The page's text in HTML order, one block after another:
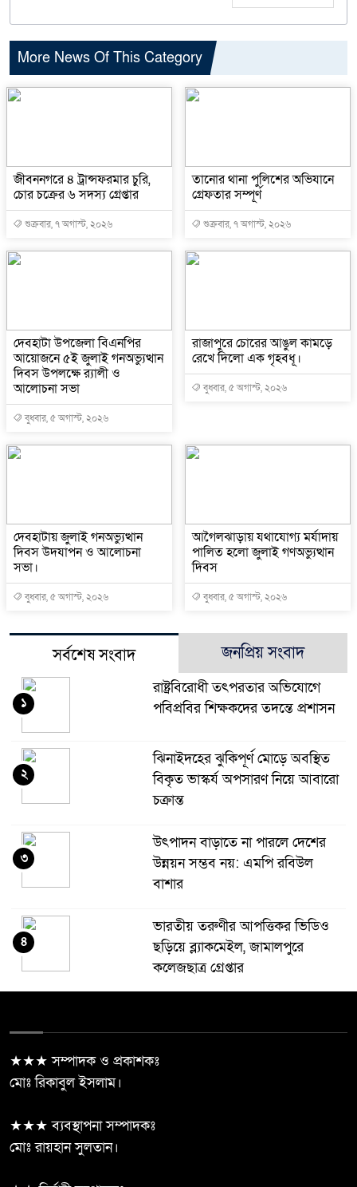
More News Of This Category
জীবননগরে ৪ ট্রান্সফরমার চুরি,
চোর চক্রের ৬ সদস্য গ্রেপ্তার
শুক্রবার, ৭ অগাস্ট, ২০২৬
তানোর থানা পুলিশের অভিযানে
গ্রেফতার সম্পূর্ণ
শুক্রবার, ৭ অগাস্ট, ২০২৬
দেবহাটা উপজেলা বিএনপির
আয়োজনে ৫ই জুলাই গনঅভ্যুত্থান
দিবস উপলক্ষে র‍্যালী ও
আলোচনা সভা
বুধবার, ৫ অগাস্ট, ২০২৬
রাজাপুরে চোরের আঙুল কামড়ে
রেখে দিলো এক গৃহবধূ।
বুধবার, ৫ অগাস্ট, ২০২৬
দেবহাটায় জুলাই গনঅভ্যুত্থান
দিবস উদযাপন ও আলোচনা
সভা।
বুধবার, ৫ অগাস্ট, ২০২৬
আগৈলঝাড়ায় যথাযোগ্য মর্যাদায়
পালিত হলো জুলাই গণঅভ্যুত্থান
দিবস
বুধবার, ৫ অগাস্ট, ২০২৬
সর্বশেষ সংবাদ জনপ্রিয় সংবাদ
রাষ্ট্রবিরোধী তৎপরতার অভিযোগে
পবিপ্রবির শিক্ষকদের তদন্তে প্রশাসন
১
ঝিনাইদহের ঝুকিপূর্ণ মোড়ে অবস্থিত
বিকৃত ভাস্কর্য অপসারণ নিয়ে আবারো
চক্রান্ত
২
উৎপাদন বাড়াতে না পারলে দেশের
উন্নয়ন সম্ভব নয়: এমপি রবিউল
বাশার
৩
ভারতীয় তরুণীর আপত্তিকর ভিডিও
ছড়িয়ে ব্ল্যাকমেইল, জামালপুরে
কলেজছাত্র গ্রেপ্তার
৪
সহকারী রাশেদ খান “জামায়াত-
ফেরার পথ তৈরি করছে”
চক্রের ৬ সদস্য গ্রেপ্তার
৬
★★★ সম্পাদক ও প্রকাশকঃ
মোঃ রিকাবুল ইসলাম।
★★★ ব্যবস্থাপনা সম্পাদকঃ
মোঃ রায়হান সুলতান।